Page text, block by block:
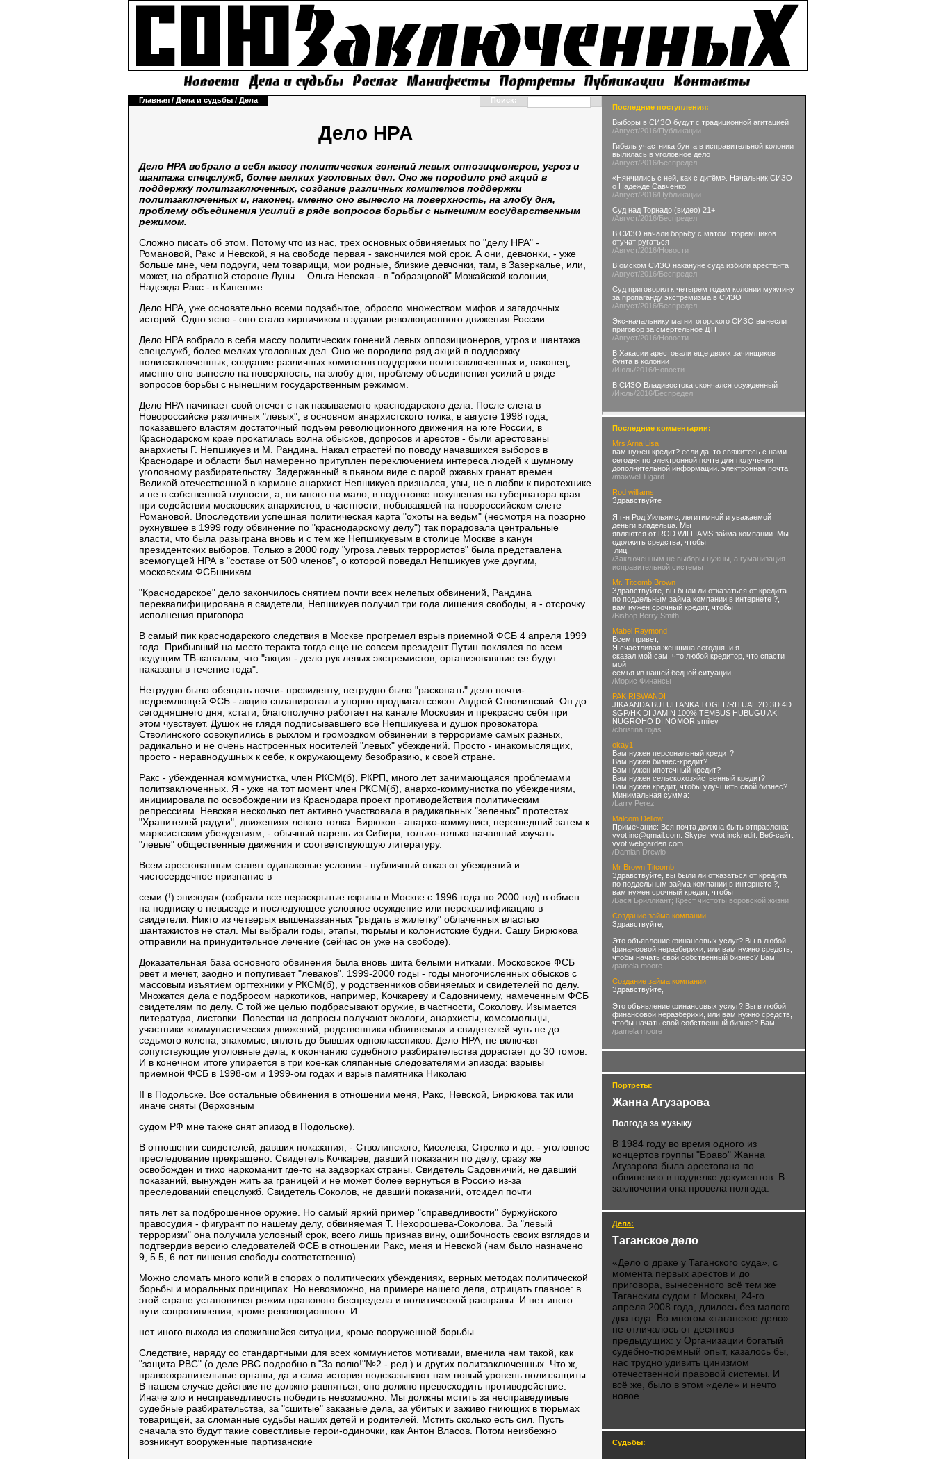
Главная / Дела и судьбы / Дела Поиск:
Дело НРА
Дело НРА вобрало в себя массу политических гонений левых оппозиционеров, угроз и
шантажа спецслужб, более мелких уголовных дел. Оно же породило ряд акций в
поддержку политзаключенных, создание различных комитетов поддержки
политзаключенных и, наконец, именно оно вынесло на поверхность, на злобу дня,
проблему объединения усилий в ряде вопросов борьбы с нынешним государственным
режимом.
Сложно писать об этом. Потому что из нас, трех основных обвиняемых по "делу НРА" -
Романовой, Ракс и Невской, я на свободе первая - закончился мой срок. А они, девчонки, - уже
больше мне, чем подруги, чем товарищи, мои родные, близкие девчонки, там, в Зазеркалье, или,
может, на обратной стороне Луны… Ольга Невская - в "образцовой" Можайской колонии,
Надежда Ракс - в Кинешме.
Дело НРА, уже основательно всеми подзабытое, обросло множеством мифов и загадочных
историй. Одно ясно - оно стало кирпичиком в здании революционного движения России.
Дело НРА вобрало в себя массу политических гонений левых оппозиционеров, угроз и шантажа
спецслужб, более мелких уголовных дел. Оно же породило ряд акций в поддержку
политзаключенных, создание различных комитетов поддержки политзаключенных и, наконец,
именно оно вынесло на поверхность, на злобу дня, проблему объединения усилий в ряде
вопросов борьбы с нынешним государственным режимом.
Дело НРА начинает свой отсчет с так называемого краснодарского дела. После слета в
Новороссийске различных "левых", в основном анархистского толка, в августе 1998 года,
показавшего властям достаточный подъем революционного движения на юге России, в
Краснодарском крае прокатилась волна обысков, допросов и арестов - были арестованы
анархисты Г. Непшикуев и М. Рандина. Накал страстей по поводу начавшихся выборов в
Краснодаре и области был намеренно притуплен переключением интереса людей к шумному
уголовному разбирательству. Задержанный в пьяном виде с парой ржавых гранат времен
Великой отечественной в кармане анархист Непшикуев признался, увы, не в любви к пиротехнике
и не в собственной глупости, а, ни много ни мало, в подготовке покушения на губернатора края
при содействии московских анархистов, в частности, побывавшей на новороссийском слете
Романовой. Впоследствии успешная политическая карта "охоты на ведьм" (несмотря на позорно
рухнувшее в 1999 году обвинение по "краснодарскому делу") так порадовала центральные
власти, что была разыграна вновь и с тем же Непшикуевым в столице Москве в канун
президентских выборов. Только в 2000 году "угроза левых террористов" была представлена
всемогущей НРА в "составе от 500 членов", о которой поведал Непшикуев уже другим,
московским ФСБшникам.
"Краснодарское" дело закончилось снятием почти всех нелепых обвинений, Рандина
переквалифицирована в свидетели, Непшикуев получил три года лишения свободы, я - отсрочку
исполнения приговора.
В самый пик краснодарского следствия в Москве прогремел взрыв приемной ФСБ 4 апреля 1999
года. Прибывший на место теракта тогда еще не совсем президент Путин поклялся по всем
ведущим ТВ-каналам, что "акция - дело рук левых экстремистов, организовавшие ее будут
наказаны в течение года".
Нетрудно было обещать почти- президенту, нетрудно было "раскопать" дело почти-
недремлющей ФСБ - акцию спланировал и упорно продвигал сексот Андрей Стволинский. Он до
сегодняшнего дня, кстати, благополучно работает на канале Московия и прекрасно себя при
этом чувствует. Душок не глядя подписывавшего все Непшикуева и душок провокатора
Стволинского совокупились в рыхлом и громоздком обвинении в терроризме самых разных,
радикально и не очень настроенных носителей "левых" убеждений. Просто - инакомыслящих,
просто - неравнодушных к себе, к окружающему безобразию, к своей стране.
Ракс - убежденная коммунистка, член РКСМ(б), РКРП, много лет занимающаяся проблемами
политзаключенных. Я - уже на тот момент член РКСМ(б), анархо-коммунистка по убеждениям,
инициировала по освобождении из Краснодара проект противодействия политическим
репрессиям. Невская несколько лет активно участвовала в радикальных "зеленых" протестах
"Хранителей радуги", движениях левого толка. Бирюков - анархо-коммунист, перешедший затем к
марксистским убеждениям, - обычный парень из Сибири, только-только начавший изучать
"левые" общественные движения и соответствующую литературу.
Всем арестованным ставят одинаковые условия - публичный отказ от убеждений и
чистосердечное признание в
семи (!) эпизодах (собрали все нераскрытые взрывы в Москве с 1996 года по 2000 год) в обмен
на подписку о невыезде и последующее условное осуждение или переквалификацию в
свидетели. Никто из четверых вышеназванных "рыдать в жилетку" облаченных властью
шантажистов не стал. Мы выбрали годы, этапы, тюрьмы и колонистские будни. Сашу Бирюкова
отправили на принудительное лечение (сейчас он уже на свободе).
Доказательная база основного обвинения была вновь шита белыми нитками. Московское ФСБ
рвет и мечет, заодно и попугивает "леваков". 1999-2000 годы - годы многочисленных обысков с
массовым изъятием оргтехники у РКСМ(б), у родственников обвиняемых и свидетелей по делу.
Множатся дела с подбросом наркотиков, например, Кочкареву и Садовничему, намеченным ФСБ
свидетелям по делу. С той же целью подбрасывают оружие, в частности, Соколову. Изымается
литература, листовки. Повестки на допросы получают экологи, анархисты, комсомольцы,
участники коммунистических движений, родственники обвиняемых и свидетелей чуть не до
седьмого колена, знакомые, вплоть до бывших одноклассников. Дело НРА, не включая
сопутствующие уголовные дела, к окончанию судебного разбирательства дорастает до 30 томов.
И в конечном итоге упирается в три кое-как сляпанные следователями эпизода: взрывы
приемной ФСБ в 1998-ом и 1999-ом годах и взрыв памятника Николаю
II в Подольске. Все остальные обвинения в отношении меня, Ракс, Невской, Бирюкова так или
иначе сняты (Верховным
судом РФ мне также снят эпизод в Подольске).
В отношении свидетелей, давших показания, - Стволинского, Киселева, Стрелко и др. - уголовное
преследование прекращено. Свидетель Кочкарев, давший показания по делу, сразу же
освобожден и тихо наркоманит где-то на задворках страны. Свидетель Садовничий, не давший
показаний, вынужден жить за границей и не может более вернуться в Россию из-за
преследований спецслужб. Свидетель Соколов, не давший показаний, отсидел почти
пять лет за подброшенное оружие. Но самый яркий пример "справедливости" буржуйского
правосудия - фигурант по нашему делу, обвиняемая Т. Нехорошева-Соколова. За "левый
терроризм" она получила условный срок, всего лишь признав вину, ошибочность своих взглядов и
подтвердив версию следователей ФСБ в отношении Ракс, меня и Невской (нам было назначено
9, 5.5, 6 лет лишения свободы соответственно).
Можно сломать много копий в спорах о политических убеждениях, верных методах политической
борьбы и моральных принципах. Но невозможно, на примере нашего дела, отрицать главное: в
этой стране установился режим правового беспредела и политической расправы. И нет иного
пути сопротивления, кроме революционного. И
нет иного выхода из сложившейся ситуации, кроме вооруженной борьбы.
Следствие, наряду со стандартными для всех коммунистов мотивами, вменила нам такой, как
"защита РВС" (о деле РВС подробно в "За волю!"№2 - ред.) и других политзаключенных. Что ж,
правоохранительные органы, да и сама история подсказывают нам новый уровень политзащиты.
В нашем случае действие не должно равняться, оно должно превосходить противодействие.
Иначе зло и несправедливость победить невозможно. Мы должны мстить за несправедливые
судебные разбирательства, за "сшитые" заказные дела, за убитых и заживо гниющих в тюрьмах
товарищей, за сломанные судьбы наших детей и родителей. Мстить сколько есть сил. Пусть
сначала это будут такие совестливые герои-одиночки, как Антон Власов. Потом неизбежно
возникнут вооруженные партизанские
Последние поступления:
Выборы в СИЗО будут с традиционной агитацией
/Август/2016/Публикации
Гибель участника бунта в исправительной колонии
вылилась в уголовное дело
/Август/2016/Беспредел
«Нянчились с ней, как с дитём». Начальник СИЗО
о Надежде Савченко
/Август/2016/Публикации
Суд над Торнадо (видео) 21+
/Август/2016/Беспредел
В СИЗО начали борьбу с матом: тюремщиков
отучат ругаться
/Август/2016/Новости
В омском СИЗО накануне суда избили арестанта
/Август/2016/Беспредел
Суд приговорил к четырем годам колонии мужчину
за пропаганду экстремизма в СИЗО
/Август/2016/Беспредел
Экс-начальнику магнитогорского СИЗО вынесли
приговор за смертельное ДТП
/Август/2016/Новости
В Хакасии арестовали еще двоих зачинщиков
бунта в колонии
/Июль/2016/Новости
В СИЗО Владивостока скончался осужденный
/Июль/2016/Беспредел
Последние комментарии:
Mrs Arna Lisa
вам нужен кредит? если да, то свяжитесь с нами
сегодня по электронной почте для получения
дополнительной информации. электронная почта:
/maxwell lugard
Rod williams
Здравствуйте
Я г-н Род Уильямс, легитимной и уважаемой
деньги владельца. Мы
являются от ROD WILLIAMS займа компании. Мы
одолжить средства, чтобы
лиц,
/Заключенным не выборы нужны, а гуманизация
исправительной системы
Mr. Titcomb Brown
Здравствуйте, вы были ли отказаться от кредита
по поддельным займа компании в интернете ?,
вам нужен срочный кредит, чтобы
/Bishop Berry Smith
Mabel Raymond
Всем привет,
Я счастливая женщина сегодня, и я
сказал мой сам, что любой кредитор, что спасти
мой
семья из нашей бедной ситуации,
/Морис Финансы
PAK RISWANDI
JIKA ANDA BUTUH ANKA TOGEL/RITUAL 2D 3D 4D
SGP/HK DI JAMIN 100% TEMBUS HUBUGU AKI
NUGROHO DI NOMOR smiley
/christina rojas
okay1
Вам нужен персональный кредит?
Вам нужен бизнес-кредит?
Вам нужен ипотечный кредит?
Вам нужен сельскохозяйственный кредит?
Вам нужен кредит, чтобы улучшить свой бизнес?
Минимальная сумма:
/Larry Perez
Malcom Dellow
Примечание: Вся почта должна быть отправлена:
vvot.inc@gmail.com . Skype: vvot.inckredit. Веб-сайт:
vvot.webgarden.com
/Damian Drewlo
Mr Brown Titcomb
Здравствуйте, вы были ли отказаться от кредита
по поддельным займа компании в интернете ?,
вам нужен срочный кредит, чтобы
/Вася Бриллиант; Крест чистоты воровской жизни
Создание займа компании
Здравствуйте,
Это объявление финансовых услуг? Вы в любой
финансовой неразберихи, или вам нужно средств,
чтобы начать свой собственный бизнес? Вам
/pamela moore
Создание займа компании
Здравствуйте,
Это объявление финансовых услуг? Вы в любой
финансовой неразберихи, или вам нужно средств,
чтобы начать свой собственный бизнес? Вам
/pamela moore
Портреты:
Жанна Агузарова
Полгода за музыку
В 1984 году во время одного из
концертов группы "Браво" Жанна
Агузарова была арестована по
обвинению в подделке документов. В
заключении она провела полгода.
Дела:
Таганское дело
«Дело о драке у Таганского суда», с
момента первых арестов и до
приговора, вынесенного всё тем же
Таганским судом г. Москвы, 24-го
апреля 2008 года, длилось без малого
два года. Во многом «таганское дело»
не отличалось от десятков
предыдущих: у Организации богатый
судебно-тюремный опыт, казалось бы,
нас трудно удивить цинизмом
отечественной правовой системы. И
всё же, было в этом «деле» и нечто
новое
Судьбы: